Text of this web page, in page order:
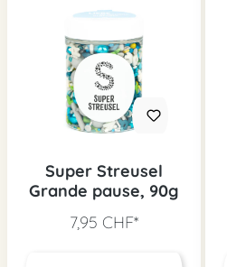
Super Streusel
Grande pause, 90g
7,95 CHF*